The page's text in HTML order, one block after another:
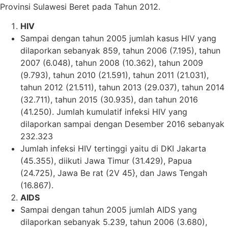
Provinsi Sulawesi Beret pada Tahun 2012.
HIV
Sampai dengan tahun 2005 jumlah kasus HIV yang
dilaporkan sebanyak 859, tahun 2006 (7.195), tahun
2007 (6.048), tahun 2008 (10.362), tahun 2009
(9.793), tahun 2010 (21.591), tahun 2011 (21.031),
tahun 2012 (21.511), tahun 2013 (29.037), tahun 2014
(32.711), tahun 2015 (30.935), dan tahun 2016
(41.250). Jumlah kumulatif infeksi HIV yang
dilaporkan sampai dengan Desember 2016 sebanyak
232.323
Jumlah infeksi HIV tertinggi yaitu di DKI Jakarta
(45.355), diikuti Jawa Timur (31.429), Papua
(24.725), Jawa Be rat (2V 45}, dan Jaws Tengah
(16.867).
AIDS
Sampai dengan tahun 2005 jumlah AIDS yang
dilaporkan sebanyak 5.239, tahun 2006 (3.680),